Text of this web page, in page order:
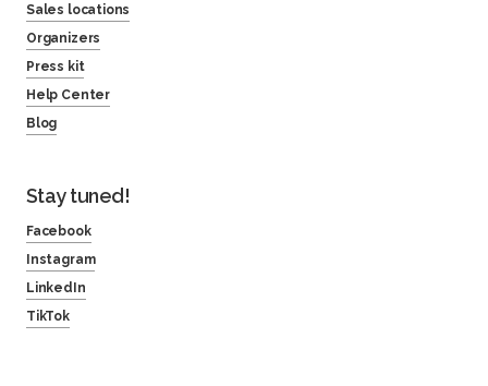
Sales locations
Organizers
Press kit
Help Center
Blog
Stay tuned!
Facebook
Instagram
LinkedIn
TikTok